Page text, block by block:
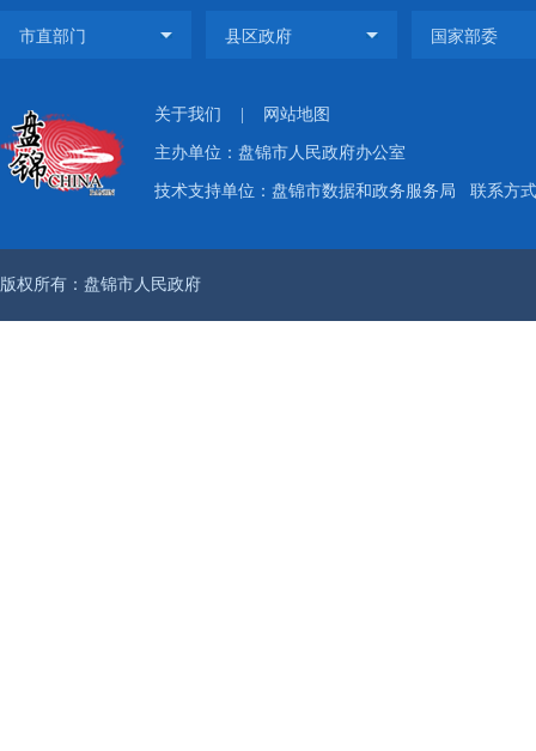
关于我们 网站地图
主办单位：盘锦市人民政府办公室
技术支持单位：盘锦市数据和政务服务局 联系方
版权所有：盘锦市人民政府